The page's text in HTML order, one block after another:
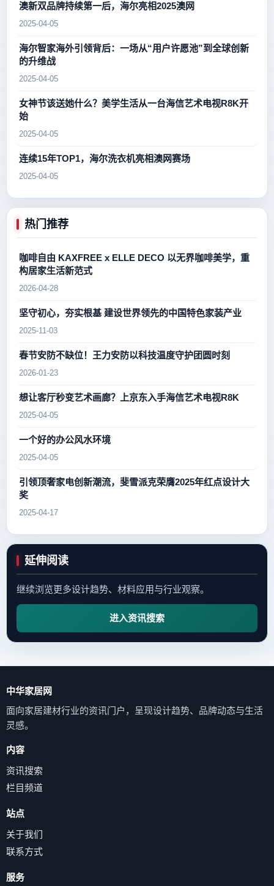
澳新双品牌持续第一后，海尔亮相2025澳网
2025-04-05
海尔智家海外引领背后：一场从“用户许愿池”到全球创新
的升维战
2025-04-05
女神节该送她什么？美学生活从一台海信艺术电视R8K开
始
2025-04-05
连续15年TOP1，海尔洗衣机亮相澳网赛场
2025-04-05
热门推荐
咖啡自由 KAXFREE x ELLE DECO 以无界咖啡美学，重
构居家生活新范式
2026-04-28
坚守初心，夯实根基 建设世界领先的中国特色家装产业
2025-11-03
春节安防不缺位！王力安防以科技温度守护团圆时刻
2026-01-23
想让客厅秒变艺术画廊？上京东入手海信艺术电视R8K
2025-04-05
一个好的办公风水环境
2025-04-05
引领顶奢家电创新潮流，斐雪派克荣膺2025年红点设计大
奖
2025-04-17
延伸阅读
继续浏览更多设计趋势、材料应用与行业观察。
进入资讯搜索
中华家居网
面向家居建材行业的资讯门户，呈现设计趋势、品牌动态与生活
灵感。
内容
资讯搜索
栏目频道
站点
关于我们
联系方式
服务